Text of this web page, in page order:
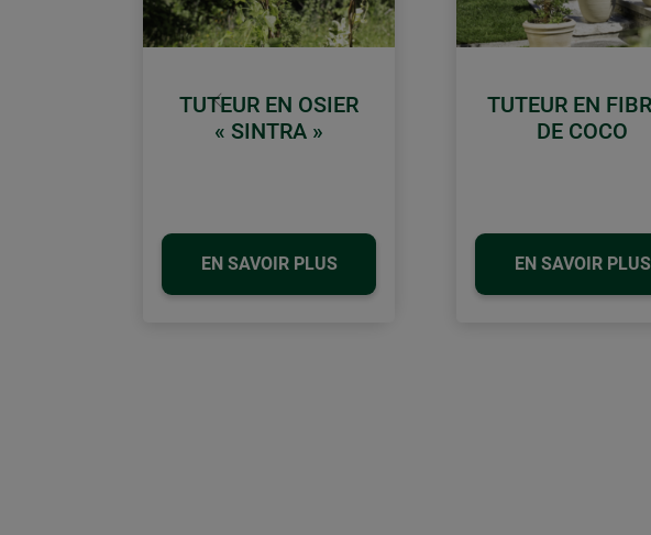
TUTEUR EN OSIER
« SINTRA »
EN SAVOIR PLUS
TUTEUR EN
DE COCO
EN SAVOIR PLUS
retour